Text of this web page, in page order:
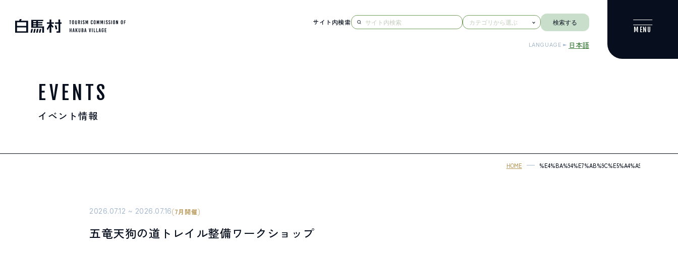
SKI RESORTS
SPOTS
LANGUAGE 日本語
サイト内検索 検索する
EVENTS
イベント情報
HOME
2026.07.12 ~ 2026.07.16 7月開催
五竜天狗の道トレイル整備ワークショップ